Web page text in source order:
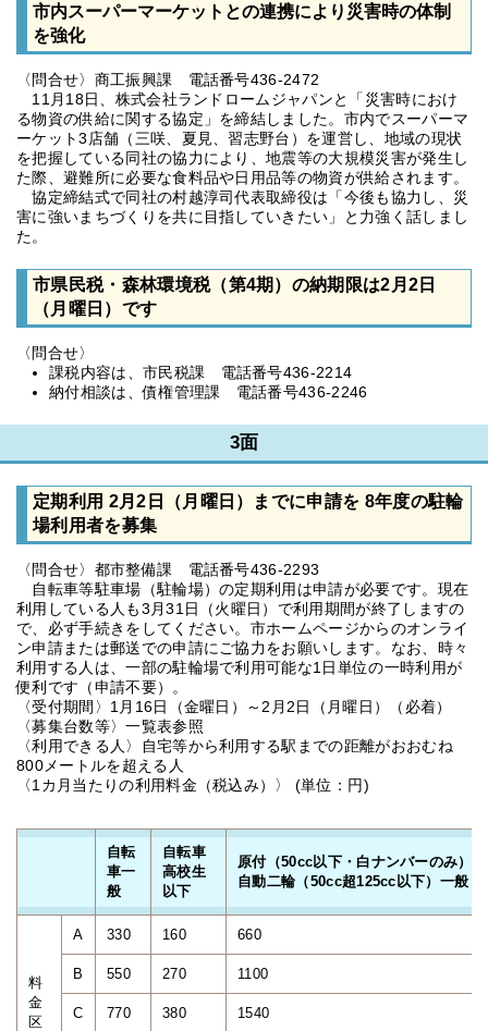
市内スーパーマーケットとの連携により災害時の体制
を強化
〈問合せ〉商工振興課 電話番号436-2472
11月18日、株式会社ランドロームジャパンと「災害時におけ
る物資の供給に関する協定」を締結しました。市内でスーパーマ
ーケット3店舗（三咲、夏見、習志野台）を運営し、地域の現状
を把握している同社の協力により、地震等の大規模災害が発生し
た際、避難所に必要な食料品や日用品等の物資が供給されます。
協定締結式で同社の村越淳司代表取締役は「今後も協力し、災
害に強いまちづくりを共に目指していきたい」と力強く話しまし
た。
市県民税・森林環境税（第4期）の納期限は2月2日
（月曜日）です
〈問合せ〉
課税内容は、市民税課 電話番号436-2214
納付相談は、債権管理課 電話番号436-2246
3面
定期利用 2月2日（月曜日）までに申請を 8年度の駐輪
場利用者を募集
〈問合せ〉都市整備課 電話番号436-2293
自転車等駐車場（駐輪場）の定期利用は申請が必要です。現在
利用している人も3月31日（火曜日）で利用期間が終了しますの
で、必ず手続きをしてください。市ホームページからのオンライ
ン申請または郵送での申請にご協力をお願いします。なお、時々
利用する人は、一部の駐輪場で利用可能な1日単位の一時利用が
便利です（申請不要）。
〈受付期間〉1月16日（金曜日）～2月2日（月曜日）（必着）
〈募集台数等〉一覧表参照
〈利用できる人〉自宅等から利用する駅までの距離がおおむね
800メートルを超える人
〈1カ月当たりの利用料金（税込み）〉 (単位：円)
自転
車一
般
自転車
高校生
以下
原付（50cc以下・白ナンバーのみ）
自動二輪（50cc超125cc以下）一般
料
金
区
A 330 160 660
B 550 270 1100
C 770 380 1540